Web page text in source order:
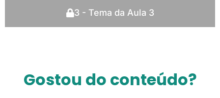
3 - Tema da Aula 3
Gostou do conteúdo?